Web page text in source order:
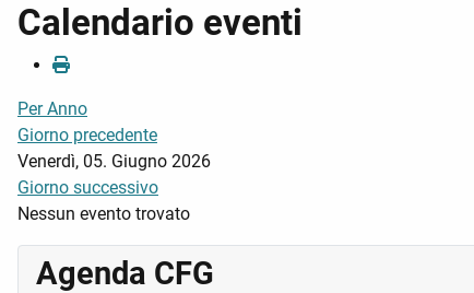
Calendario eventi
Per Anno
Giorno precedente
Venerdì, 05. Giugno 2026
Giorno successivo
Nessun evento trovato
Agenda CFG